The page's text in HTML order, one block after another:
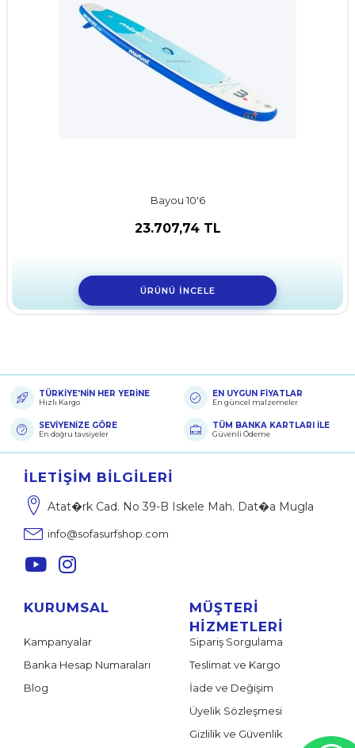
Bayou 10'6
23.707,74 TL
ÜRÜNÜ İNCELE
İLETIŞIM BILGILERI
Atat�rk Cad. No 39-B Iskele Mah. Dat�a Mugla
info@sofasurfshop.com
KURUMSAL
Kampanyalar
Banka Hesap Numaraları
Blog
MÜŞTERI
HIZMETLERI
Sipariş Sorgulama
Teslimat ve Kargo
İade ve Değişim
Üyelik Sözleşmesi
Gizlilik ve Güvenlik
TÜRKİYE'NİN HER YERİNE
Hızlı Kargo
EN UYGUN FİYATLAR
En güncel malzemeler
SEVİYENİZE GÖRE
En doğru tavsiyeler
TÜM BANKA KARTLARI İLE
Güvenli Ödeme